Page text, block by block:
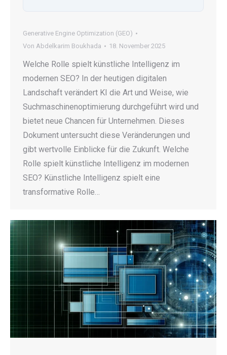
Generative Engine Optimization (GEO)
Von Abdelkarim Boukhada 18. November 2025
Welche Rolle spielt künstliche Intelligenz im
modernen SEO? In der heutigen digitalen
Landschaft verändert KI die Art und Weise, wie
Suchmaschinenoptimierung durchgeführt wird und
bietet neue Chancen für Unternehmen. Dieses
Dokument untersucht diese Veränderungen und
gibt wertvolle Einblicke für die Zukunft. Welche
Rolle spielt künstliche Intelligenz im modernen
SEO? Künstliche Intelligenz spielt eine
transformative Rolle…